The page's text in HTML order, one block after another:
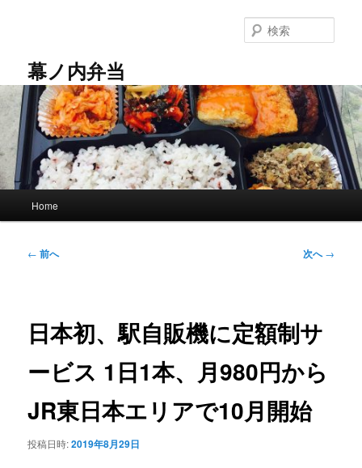
テ
ン
へ
移
動
幕ノ内弁当
索
Home
投
ゲ
ー
ョ
← 前へ 次へ→
日本初、駅自販機に定額制サ
ービス 1日1本、月980円から
JR東日本エリアで10月開始
投稿日時:2019年8月29日